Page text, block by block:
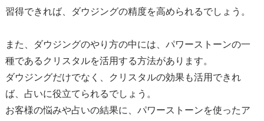
習得できれば、ダウジングの精度を高められるでしょう。
また、ダウジングのやり方の中には、パワーストーンの一
種であるクリスタルを活用する方法があります。
ダウジングだけでなく、クリスタルの効果も活用できれ
ば、占いに役立てられるでしょう。
お客様の悩みや占いの結果に、パワーストーンを使ったア